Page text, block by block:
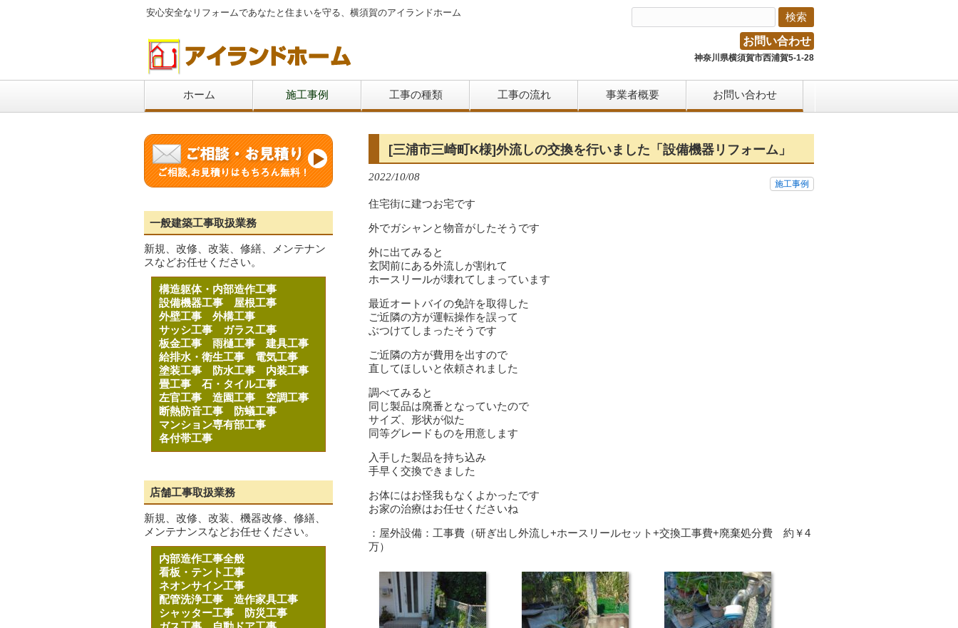
安心安全なリフォームであなたと住まいを守る、横須賀のアイランドホーム
お問い合わせ
神奈川県横須賀市西浦賀5-1-28
ホーム 施工事例 工事の種類 工事の流れ 事業者概要 お問い合わせ
[三浦市三崎町K様]外流しの交換を行いました「設備機器リフォーム」
2022/10/08
施工事例
住宅街に建つお宅です
外でガシャンと物音がしたそうです
外に出てみると
玄関前にある外流しが割れて
ホースリールが壊れてしまっています
最近オートバイの免許を取得した
ご近隣の方が運転操作を誤って
ぶつけてしまったそうです
ご近隣の方が費用を出すので
直してほしいと依頼されました
調べてみると
同じ製品は廃番となっていたので
サイズ、形状が似た
同等グレードものを用意します
入手した製品を持ち込み
手早く交換できました
お体にはお怪我もなくよかったです
お家の治療はお任せくださいね
：屋外設備：工事費（研ぎ出し外流し+ホースリールセット+交換工事費+廃棄処分費 約￥4
万）
一般建築工事取扱業務
新規、改修、改装、修繕、メンテナン
スなどお任せください。
構造躯体・内部造作工事
設備機器工事 屋根工事
外壁工事 外構工事
サッシ工事 ガラス工事
板金工事 雨樋工事 建具工事
給排水・衛生工事 電気工事
塗装工事
防水工事 内装工事
畳工事 石・タイル工事
左官工事 造園工事 空調工事
断熱防音工事
防蟻工事
マンション専有部工事
各付帯工事
店舗工事取扱業務
新規、改修、改装、機器改修、修繕、
メンテナンスなどお任せください。
内部造作工事全般
看板・テント工事
ネオンサイン工事
配管洗浄工事 造作家具工事
シャッター工事
防災工事